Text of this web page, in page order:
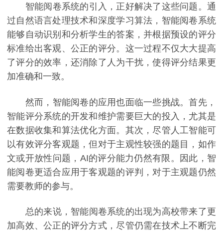
智能阅卷系统的引入，正好解决了这些问题。通
过自然语言处理技术和深度学习算法，智能阅卷系统
能够自动识别和分析学生的答案，并根据预设的评分
标准给出客观、公正的评分。这一过程不仅大大提高
了评分的效率，还消除了人为干扰，使得评分结果更
加准确和一致。
然而，智能阅卷的应用也面临一些挑战。首先，
智能评分系统的开发和维护需要巨大的投入，尤其是
在数据收集和算法优化方面。其次，尽管人工智能可
以有效评分客观题，但对于主观性较强的题目，如作
文或开放性问题，AI的评分能力仍然有限。因此，智
能阅卷更适合应用于客观题的评判，对于主观题仍然
需要教师的参与。
总的来说，智能阅卷系统的出现为高校带来了更
加高效、公正的评分方式，尽管仍需在技术上不断完